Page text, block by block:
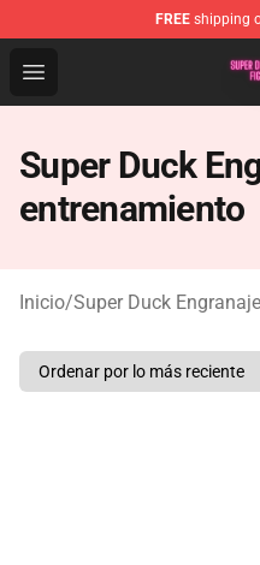
FREE shipping
Open menu
Super Duck Figure
Super Duck
entrenamiento
Inicio/Super Duck